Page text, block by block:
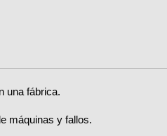
una fábrica.
máquinas y fallos.